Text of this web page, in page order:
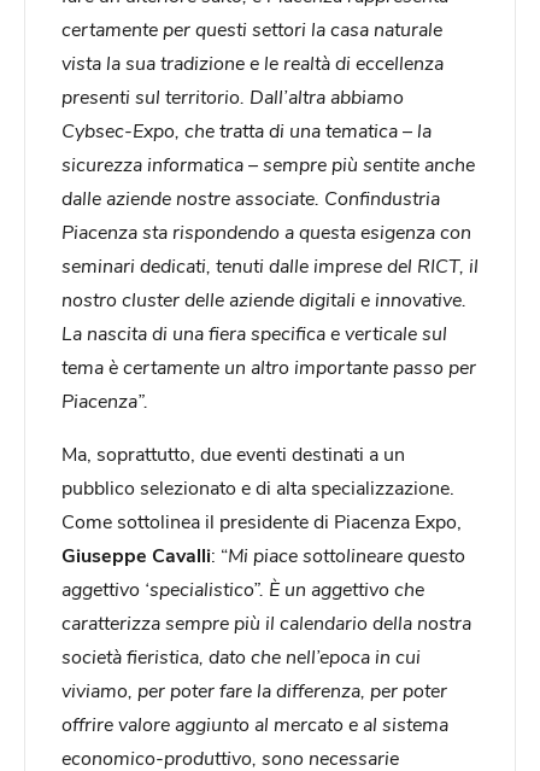
certamente per questi settori la casa naturale
vista la sua tradizione e le realtà di eccellenza
presenti sul territorio. Dall’altra abbiamo
Cybsec-Expo, che tratta di una tematica – la
sicurezza informatica – sempre più sentite anche
dalle aziende nostre associate. Confindustria
Piacenza sta rispondendo a questa esigenza con
seminari dedicati, tenuti dalle imprese del RICT, il
nostro cluster delle aziende digitali e innovative.
La nascita di una fiera specifica e verticale sul
tema è certamente un altro importante passo per
Piacenza”.
Ma, soprattutto, due eventi destinati a un
pubblico selezionato e di alta specializzazione.
Come sottolinea il presidente di Piacenza Expo,
Giuseppe Cavalli: “Mi piace sottolineare questo
aggettivo ‘specialistico”. È un aggettivo che
caratterizza sempre più il calendario della nostra
società fieristica, dato che nell’epoca in cui
viviamo, per poter fare la differenza, per poter
offrire valore aggiunto al mercato e al sistema
economico-produttivo, sono necessarie